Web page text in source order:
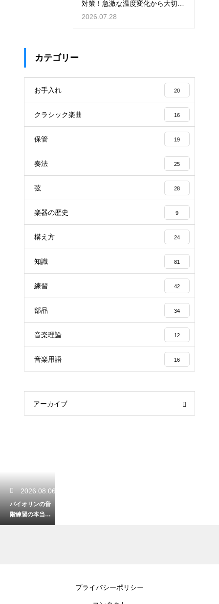
対策！急激な温度変化から大切な
楽器を守る
2026.07.28
カテゴリー
お手入れ 20
クラシック楽曲 16
保管 19
奏法 25
弦 28
楽器の歴史 9
構え方 24
知識 81
練習 42
部品 34
音楽理論 12
音楽用語 16
アーカイブ
2026.08.06
バイオリンの音
階練習の本当の
目的とは？正し
プライバシーポリシー